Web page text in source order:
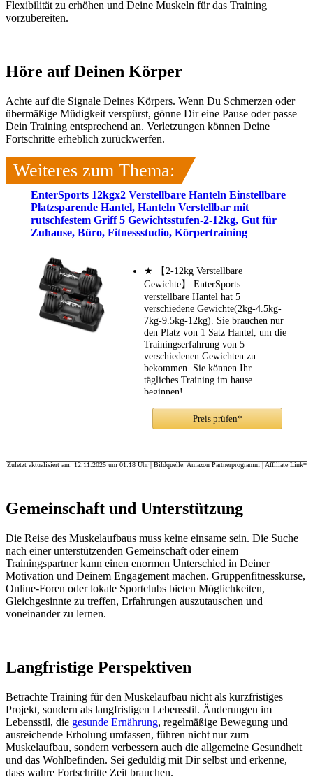
Flexibilität zu erhöhen und Deine Muskeln für das Training
vorzubereiten.
Höre auf Deinen Körper
Achte auf die Signale Deines Körpers. Wenn Du Schmerzen oder
übermäßige Müdigkeit verspürst, gönne Dir eine Pause oder passe
Dein Training entsprechend an. Verletzungen können Deine
Fortschritte erheblich zurückwerfen.
Weiteres zum Thema:
EnterSports 12kgx2 Verstellbare Hanteln Einstellbare
Platzsparende Hantel, Hanteln Verstellbar mit
rutschfestem Griff 5 Gewichtsstufen-2-12kg, Gut für
Zuhause, Büro, Fitnessstudio, Körpertraining
★ 【2-12kg Verstellbare
Gewichte】:EnterSports
verstellbare Hantel hat 5
verschiedene Gewichte(2kg-4.5kg-
7kg-9.5kg-12kg). Sie brauchen nur
den Platz von 1 Satz Hantel, um die
Trainingserfahrung von 5
verschiedenen Gewichten zu
bekommen. Sie können Ihr
tägliches Training im hause
beginnen!
Gewichtsveränderung】: Mit
einzigartigem Hanteldesign drehen
von 2kg bis 12kg in 1 Sekunde
und erhalten eine bessere
Ausbildung Effizienz. ACHTUNG:
"Klick"-Geräusch hören, bevor Sie
den Griff anheben, um ein
Herunterfallen der Platte zu
vermeiden.
【Sicherheitsgewichtswahlsystem】
:Die Hantelscheiben sind vollständig
aus Siliziumstahl gefertigt und
Einstellen des Gewichts kombiniert,
zuverlässiger und sicherer macht.
Stellen Sie sicher, dass Sie während
des Trainings keine Teile fallen
lassen
Preis prüfen*
Zuletzt aktualisiert am: 12.11.2025 um 01:18 Uhr | Bildquelle: Amazon Partnerprogramm | Affiliate Link*
Gemeinschaft und Unterstützung
Die Reise des Muskelaufbaus muss keine einsame sein. Die Suche
nach einer unterstützenden Gemeinschaft oder einem
Trainingspartner kann einen enormen Unterschied in Deiner
Motivation und Deinem Engagement machen. Gruppenfitnesskurse,
Online-Foren oder lokale Sportclubs bieten Möglichkeiten,
Gleichgesinnte zu treffen, Erfahrungen auszutauschen und
voneinander zu lernen.
Langfristige Perspektiven
Betrachte Training für den Muskelaufbau nicht als kurzfristiges
Projekt, sondern als langfristigen Lebensstil. Änderungen im
Lebensstil, die gesunde Ernährung, regelmäßige Bewegung und
ausreichende Erholung umfassen, führen nicht nur zum
Muskelaufbau, sondern verbessern auch die allgemeine Gesundheit
und das Wohlbefinden. Sei geduldig mit Dir selbst und erkenne,
dass wahre Fortschritte Zeit brauchen.